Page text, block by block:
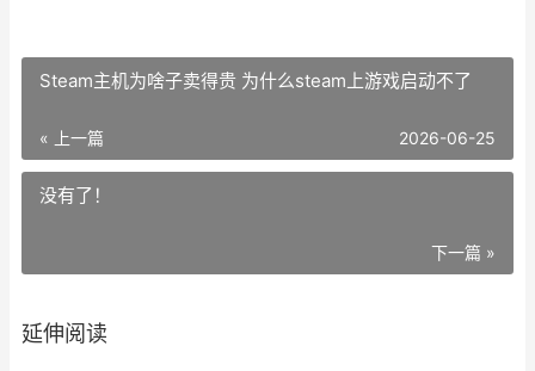
Steam主机为啥子卖得贵 为什么steam上游戏启动不了
« 上一篇 2026-06-25
没有了！
下一篇 »
延伸阅读